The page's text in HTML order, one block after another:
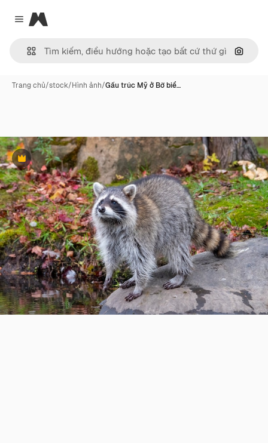
Close menu
Magnific
Tìm
Trang chủ/stock/Hình ảnh/Gấu trúc Mỹ ở Bờ biể…
Phần thưởng